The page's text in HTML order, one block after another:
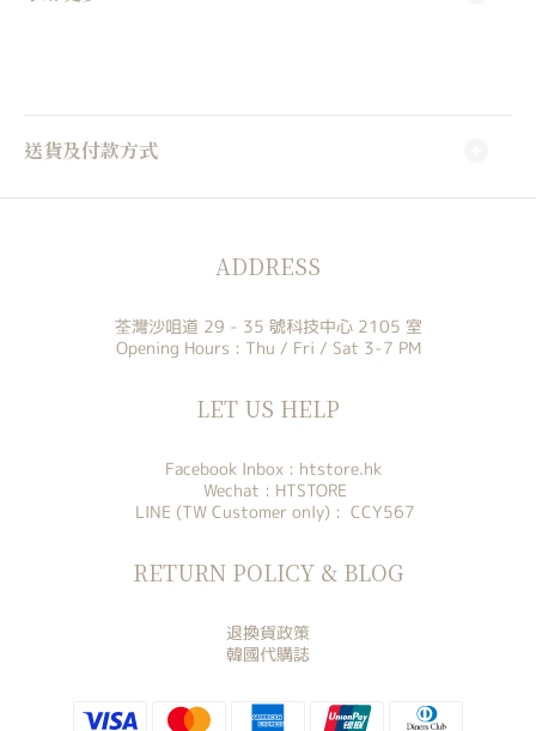
送貨及付款方式
ADDRESS
荃灣沙咀道 29 - 35 號科技中心 2105 室
Opening Hours : Thu / Fri / Sat 3-7 PM
LET US HELP
Facebook Inbox : htstore.hk
Wechat : HTSTORE
LINE (TW Customer only) : CCY567
RETURN POLICY & BLOG
退換貨政策
韓國代購誌